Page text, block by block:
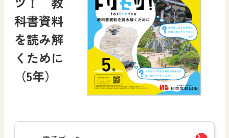
科書資料
を読み解
くために
（5年）